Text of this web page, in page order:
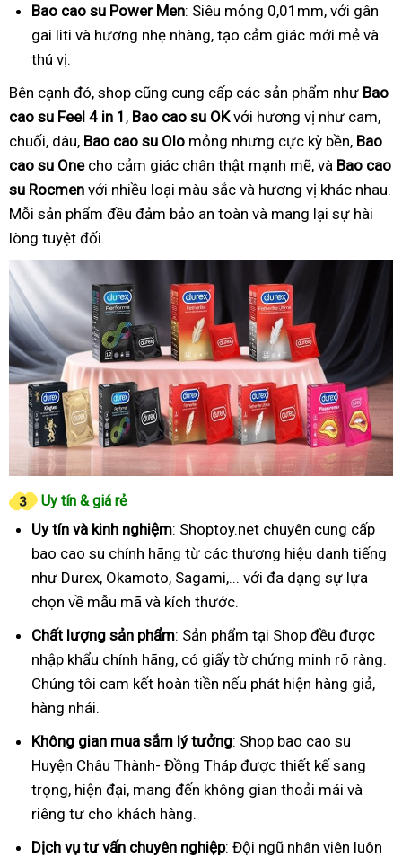
Bao cao su Power Men: Siêu mỏng 0,01mm, với gân
gai liti và hương nhẹ nhàng, tạo cảm giác mới mẻ và
thú vị.
Bên cạnh đó, shop cũng cung cấp các sản phẩm như Bao
cao su Feel 4 in 1 , Bao cao su OKvới hương vị như cam,
chuối, dâu, Bao cao su Olo mỏng nhưng cực kỳ bền, Bao
cao su Onecho cảm giác chân thật mạnh mẽ, và Bao cao
su Rocmen với nhiều loại màu sắc và hương vị khác nhau.
Mỗi sản phẩm đều đảm bảo an toàn và mang lại sự hài
lòng tuyệt đối.
Uy tín & giá rẻ
Uy tín và kinh nghiệm: Shoptoy.net chuyên cung cấp
bao cao su chính hãng từ các thương hiệu danh tiếng
như Durex, Okamoto, Sagami,... với đa dạng sự lựa
chọn về mẫu mã và kích thước.
Chất lượng sản phẩm: Sản phẩm tại Shop đều được
nhập khẩu chính hãng, có giấy tờ chứng minh rõ ràng.
Chúng tôi cam kết hoàn tiền nếu phát hiện hàng giả,
hàng nhái.
Không gian mua sắm lý tưởng: Shop bao cao su
Huyện Châu Thành- Đồng Tháp được thiết kế sang
trọng, hiện đại, mang đến không gian thoải mái và
riêng tư cho khách hàng.
Dịch vụ tư vấn chuyên nghiệp: Đội ngũ nhân viên luôn